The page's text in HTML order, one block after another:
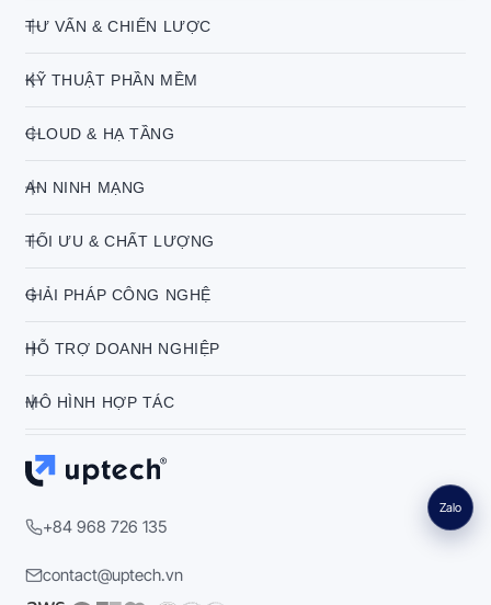
TƯ VẤN & CHIẾN LƯỢC
KỸ THUẬT PHẦN MỀM
CLOUD & HẠ TẦNG
AN NINH MẠNG
TỐI ƯU & CHẤT LƯỢNG
GIẢI PHÁP CÔNG NGHỆ
HỖ TRỢ DOANH NGHIỆP
MÔ HÌNH HỢP TÁC
+84 968 726 135
contact@uptech.vn
Zalo